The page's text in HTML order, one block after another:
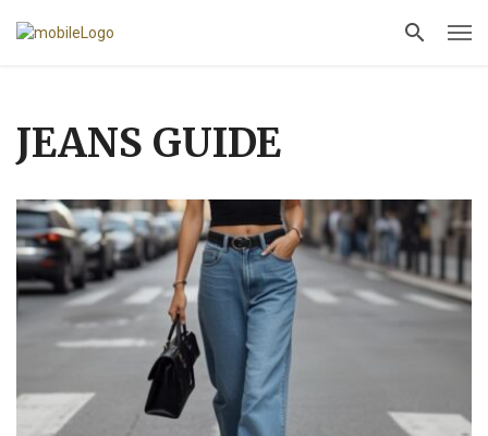
JEANS GUIDE